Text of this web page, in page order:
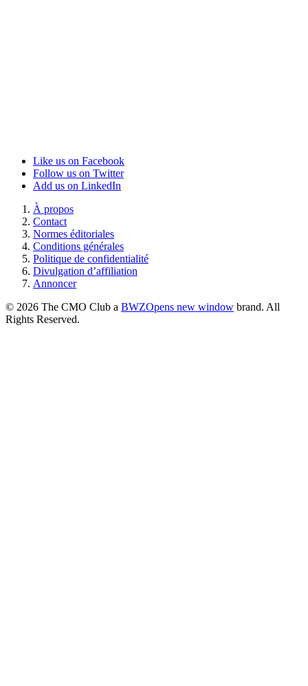
Like us on Facebook
Follow us on Twitter
Add us on LinkedIn
À propos
Contact
Normes éditoriales
Conditions générales
Politique de confidentialité
Divulgation d’affiliation
Annoncer
© 2026 The CMO Club a BWZOpens new window brand. All
Rights Reserved.